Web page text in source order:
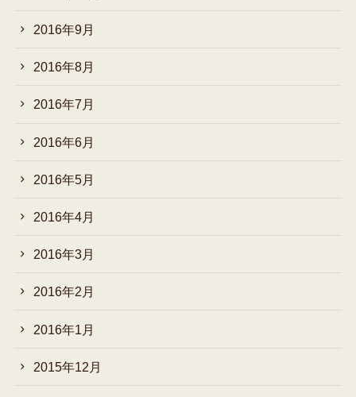
2016年9月
2016年8月
2016年7月
2016年6月
2016年5月
2016年4月
2016年3月
2016年2月
2016年1月
2015年12月